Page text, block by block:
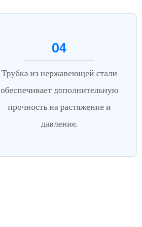
04
Трубка из нержавеющей стали
обеспечивает дополнительную
прочность на растяжение и
давление.